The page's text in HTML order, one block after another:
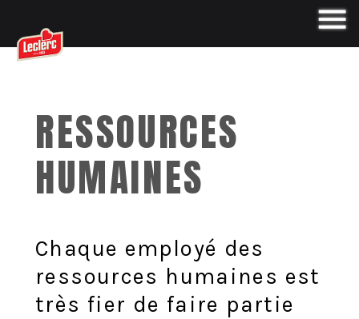
RESSOURCES
HUMAINES
Chaque employé des
ressources humaines est
très fier de faire partie